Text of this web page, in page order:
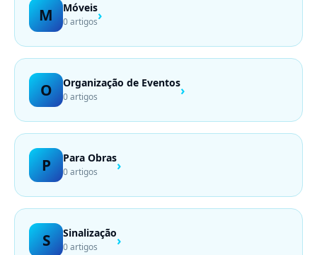
M Móveis
0 artigos›
O Organização de Eventos
0 artigos ›
P Para Obras
0 artigos ›
S Sinalização
0 artigos ›